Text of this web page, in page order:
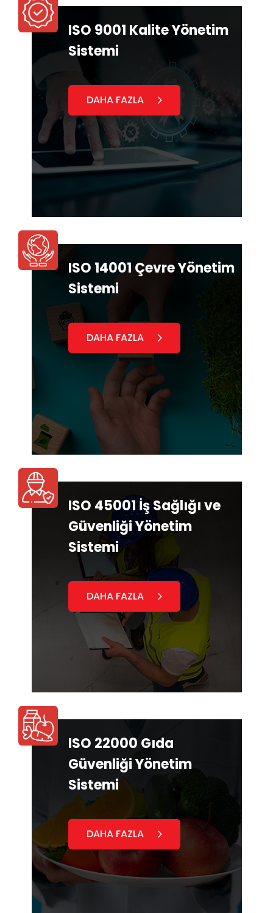
ISO 9001 Kalite Yönetim
Sistemi
DAHA FAZLA
ISO 14001 Çevre Yönetim
Sistemi
DAHA FAZLA
ISO 45001 İş Sağlığı ve
Güvenliği Yönetim
Sistemi
DAHA FAZLA
ISO 22000 Gıda
Güvenliği Yönetim
Sistemi
DAHA FAZLA